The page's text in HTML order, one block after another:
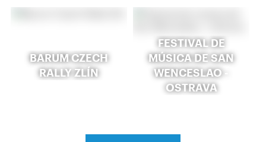
BARUM CZECH
RALLY ZLÍN
FESTIVAL DE
MÚSICA DE SAN
WENCESLAO -
OSTRAVA